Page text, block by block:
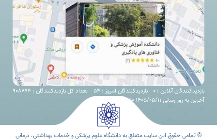
بازدیدکنندگان آنلاین : 0 بازدیدکنندگان امروز : 54
تعداد کل بازدیدکنندگان : 908894
آخرین به روز رسانی 1405/05/11 08:50
© تمامی حقوق این سایت متعلق به دانشگاه علوم پزشکی و خدمات بهداشتی، درمانی